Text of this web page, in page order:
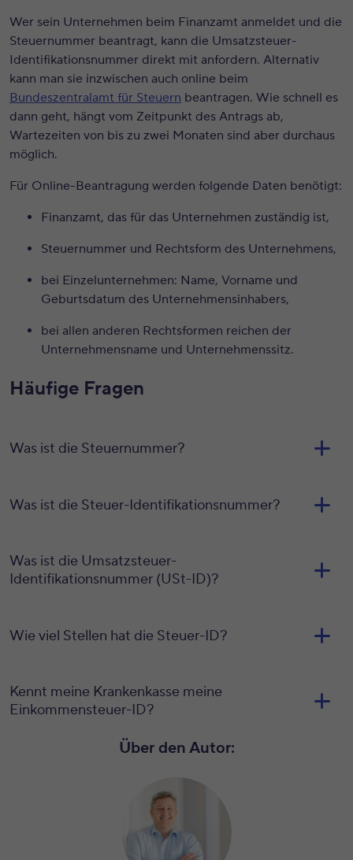
Wer sein Unternehmen beim Finanzamt anmeldet und die
Steuernummer beantragt, kann die Umsatzsteuer-
Identifikationsnummer direkt mit anfordern. Alternativ
kann man sie inzwischen auch online beim
Bundeszentralamt für Steuern beantragen. Wie schnell es
dann geht, hängt vom Zeitpunkt des Antrags ab,
Wartezeiten von bis zu zwei Monaten sind aber durchaus
möglich.
Für Online-Beantragung werden folgende Daten benötigt:
Finanzamt, das für das Unternehmen zuständig ist,
Steuernummer und Rechtsform des Unternehmens,
bei Einzelunternehmen: Name, Vorname und
Geburtsdatum des Unternehmensinhabers,
bei allen anderen Rechtsformen reichen der
Unternehmensname und Unternehmenssitz.
Häufige Fragen
Was ist die Steuernummer?
Was ist die Steuer-Identifikationsnummer?
Was ist die Umsatzsteuer-
Identifikationsnummer (USt-ID)?
Wie viel Stellen hat die Steuer-ID?
Kennt meine Krankenkasse meine
Einkommensteuer-ID?
Über den Autor: